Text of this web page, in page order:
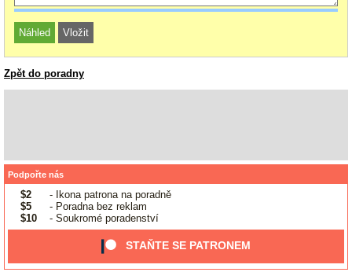
Zpět do poradny
Podpořte nás
$2
- Ikona patrona na poradně
$5
- Poradna bez reklam
$10
- Soukromé poradenství
STAŇTE SE PATRONEM